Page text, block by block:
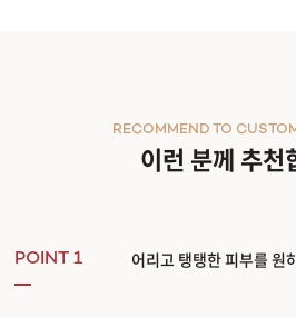
이런 분께 추천
RECOMMEND TO
POINT 1 어리고 탱탱한 피부를 원